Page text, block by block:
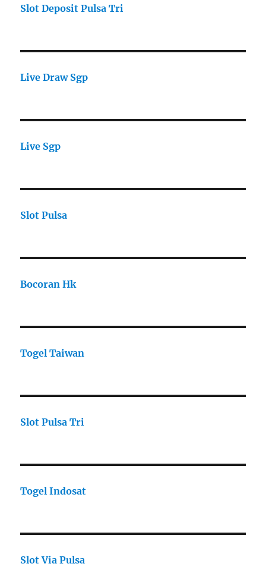
Slot Deposit Pulsa Tri
Live Draw Sgp
Live Sgp
Slot Pulsa
Bocoran Hk
Togel Taiwan
Slot Pulsa Tri
Togel Indosat
Slot Via Pulsa